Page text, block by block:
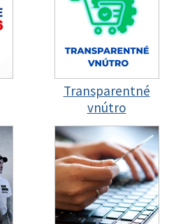
Transparentné
vnútro